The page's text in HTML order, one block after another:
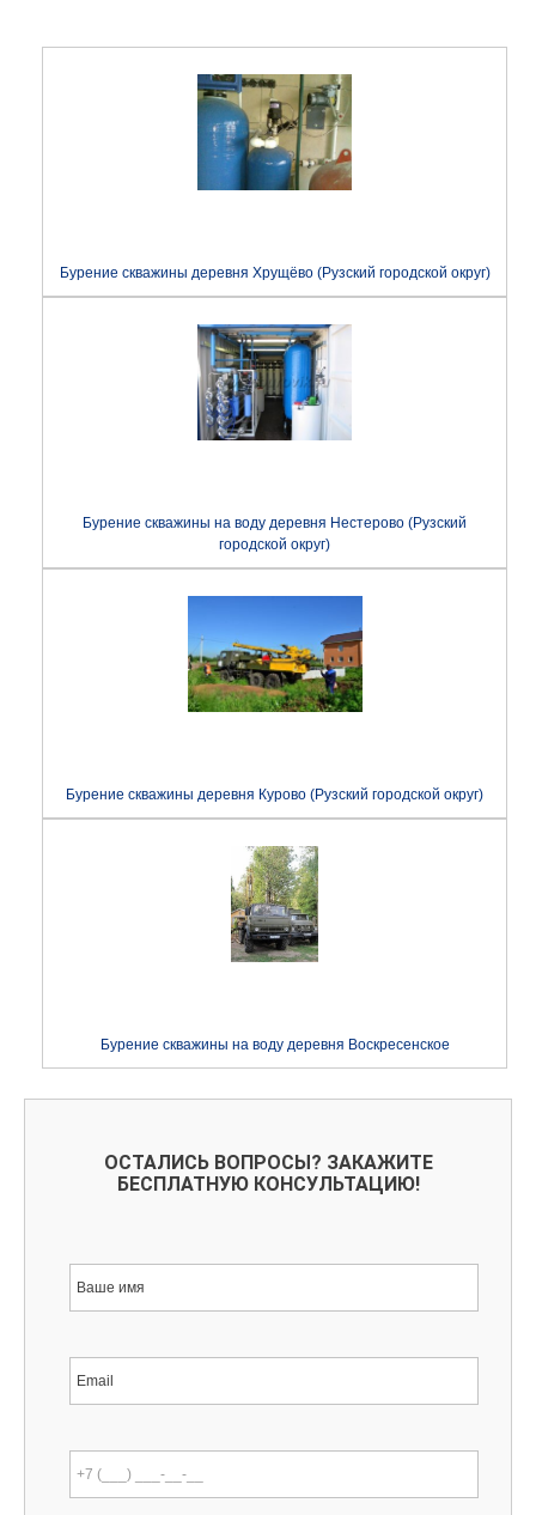
Бурение скважины деревня Хрущёво (Рузский городской округ)
Бурение скважины на воду деревня Нестерово (Рузский
городской округ)
Бурение скважины деревня Курово (Рузский городской округ)
Бурение скважины на воду деревня Воскресенское
ОСТАЛИСЬ ВОПРОСЫ? ЗАКАЖИТЕ
БЕСПЛАТНУЮ КОНСУЛЬТАЦИЮ!